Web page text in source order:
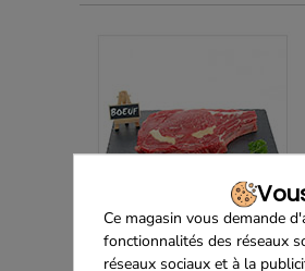
Côte de boeuf
Ce magasin vous demande
fonctionnalités des réseaux
réseaux sociaux et à la